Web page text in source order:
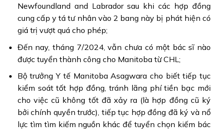
Newfoundland and Labrador sau khi các hợp đồng
cung cấp y tá tư nhân vào 2 bang này bị phát hiện có
giá trị vượt quá cho phép;
Đến nay, tháng 7/2024, vẫn chưa có một bác sĩ nào
được tuyển thành công cho Manitoba từ CHL;
Bộ trưởng Y tế Manitoba Asagwara cho biết tiếp tục
kiểm soát tốt hợp đồng, tránh lãng phí tiền bạc mới
cho việc cũ không tốt đã xảy ra (là hợp đồng cũ ký
bởi chính quyền trước), tiếp tục hợp đồng đã ký và nổ
lực tìm tìm kiếm nguồn khác để tuyển chọn kiếm bác